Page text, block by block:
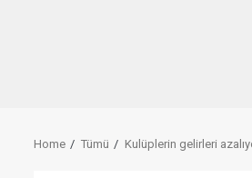
Home Tümü Kulüplerin gelirleri